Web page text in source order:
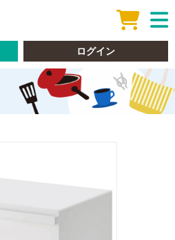
ログイン